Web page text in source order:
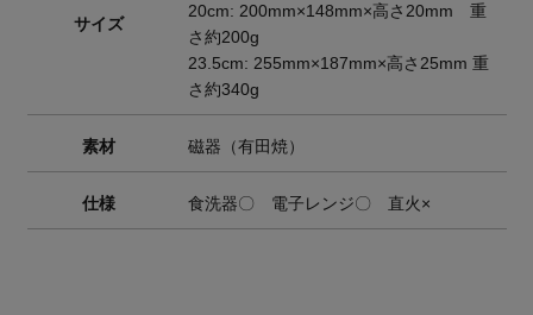
サイズ
20cm: 200mm×148mm×高さ20mm 重
さ約200g
23.5cm: 255mm×187mm×高さ25mm 重
さ約340g
素材 磁器（有田焼）
仕様 食洗器〇 電子レンジ〇 直火×